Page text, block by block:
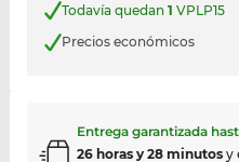
Todavía quedan 1 VPLP15
Precios económicos
Entrega garantizada
26 horas y 28 minutosy